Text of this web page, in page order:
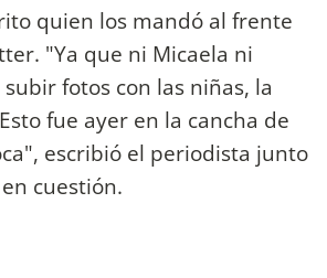
quien los mandó al frente
"Ya que ni Micaela ni
fotos con las niñas, la
fue ayer en la cancha de
escribió el periodista junto
cuestión.